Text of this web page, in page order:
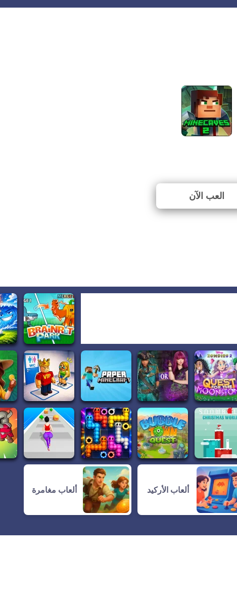
العب الآن
ألعاب الأركيد ألعاب مغامرة